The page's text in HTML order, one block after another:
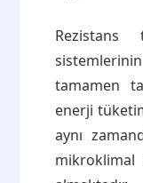
Rezistans
tamamen
enerji
aynı
mikroklimal